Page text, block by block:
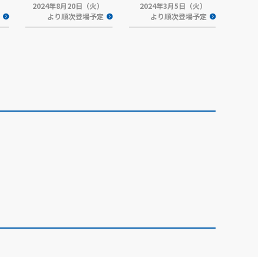
2024年8月20日（火）
より順次登場予定
2024年3月5日（火）
より順次登場予定